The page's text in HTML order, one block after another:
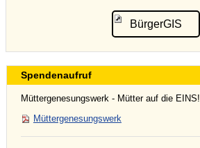
BürgerGIS
Spendenaufruf
Müttergenesungswerk - Mütter auf die EINS!
Müttergenesungswerk